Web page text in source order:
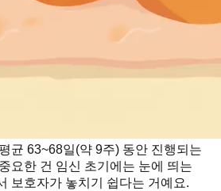
균 63~68일(약 9주) 동안 진행되는
요한 건 임신 초기에는 눈에 띄는
보호자가 놓치기 쉽다는 거예요.